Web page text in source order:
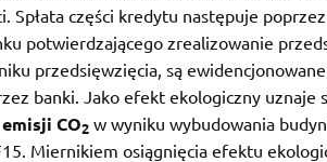
Spłata części kredytu następuje
potwierdzającego zrealizowanie
przedsięwzięcia, są
banki. Jako efekt ekologiczny uznaje
CO2w wyniku wybudowania
Miernikiem osiągnięcia efektu